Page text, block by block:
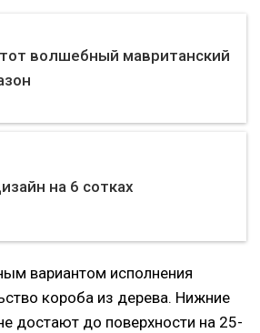
волшебный мавританский
на 6 сотках
вариантом исполнения
короба из дерева. Нижние
достают до поверхности на 25-